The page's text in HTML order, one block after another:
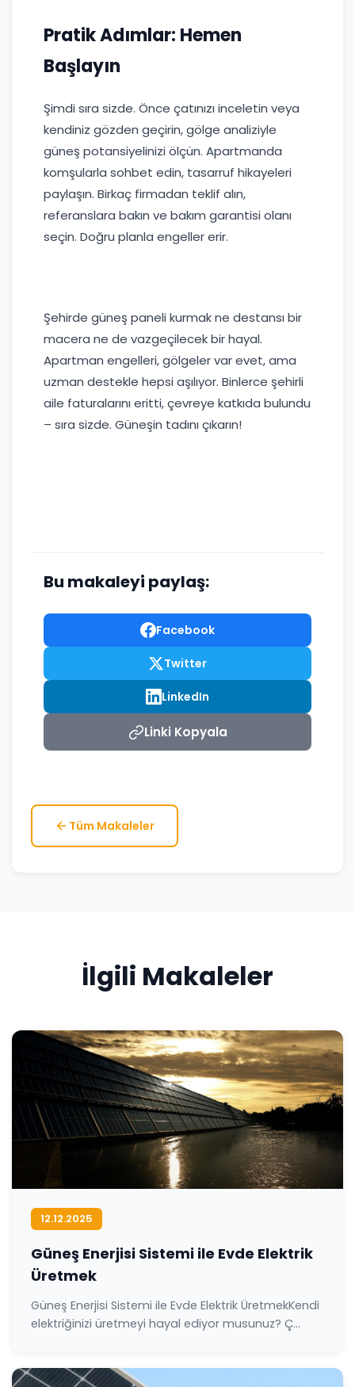
Pratik Adımlar: Hemen
Başlayın
Şimdi sıra sizde. Önce çatınızı inceletin veya
kendiniz gözden geçirin, gölge analiziyle
güneş potansiyelinizi ölçün. Apartmanda
komşularla sohbet edin, tasarruf hikayeleri
paylaşın. Birkaç firmadan teklif alın,
referanslara bakın ve bakım garantisi olanı
seçin. Doğru planla engeller erir.
Şehirde güneş paneli kurmak ne destansı bir
macera ne de vazgeçilecek bir hayal.
Apartman engelleri, gölgeler var evet, ama
uzman destekle hepsi aşılıyor. Binlerce şehirli
aile faturalarını eritti, çevreye katkıda bulundu
– sıra sizde. Güneşin tadını çıkarın!
Bu makaleyi paylaş:
Facebook
Twitter
LinkedIn
Linki Kopyala
Tüm Makaleler
İlgili Makaleler
12.12.2025
Güneş Enerjisi Sistemi ile Evde Elektrik
Üretmek
Güneş Enerjisi Sistemi ile Evde Elektrik ÜretmekKendi
elektriğinizi üretmeyi hayal ediyor musunuz? Ç...